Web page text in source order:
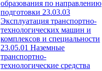
образования по направлению
подготовки 23.03.03
Эксплуатация транспортно-
технологических машин и
комплексов и специальности
23.05.01 Наземные
транспортно-
технологические средства